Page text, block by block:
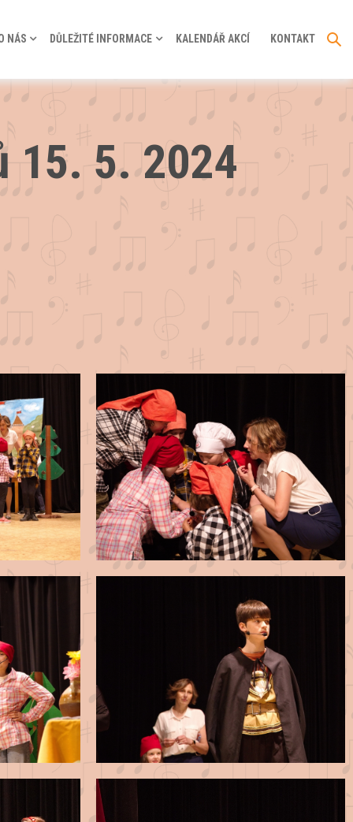
NÁS DŮLEŽITÉ INFORMACE KALENDÁŘ AKCÍ KONTAKT
15. 5. 2024